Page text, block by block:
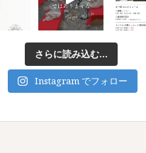
さらに読み込む...
Instagram でフォロー